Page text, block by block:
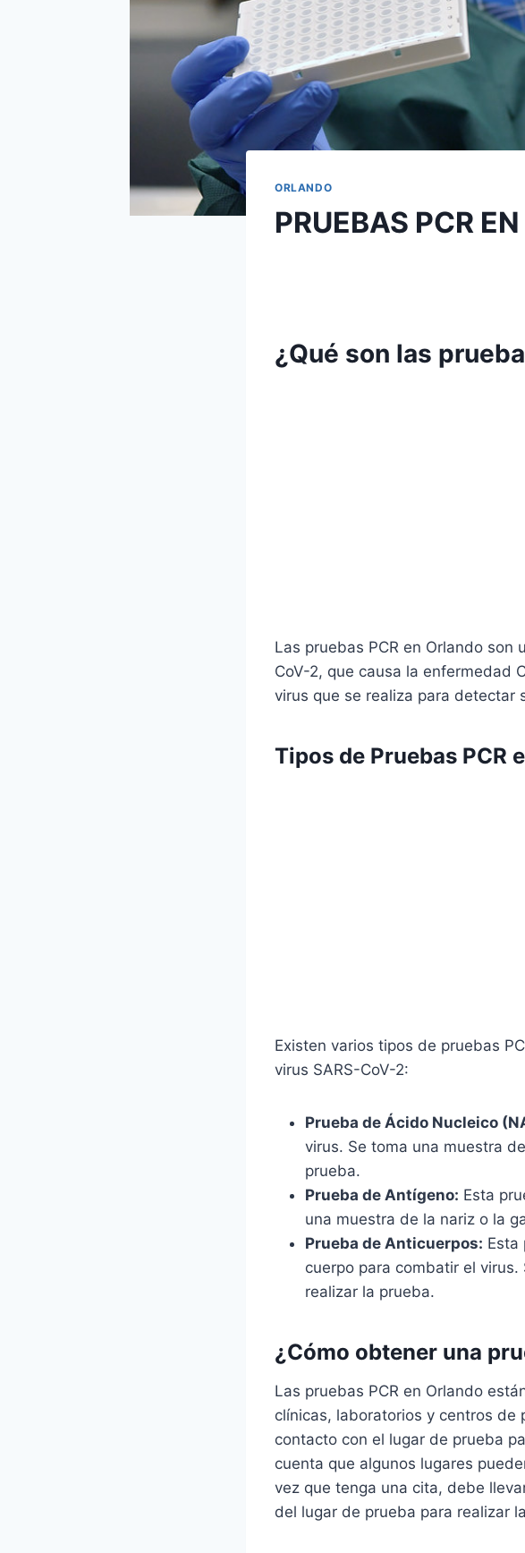
ORLANDO
PRUEBAS PCR
¿Qué son las
Las pruebas PCR en Orlando
CoV-2, que causa la enfermedad
virus que se realiza para detectar
Tipos de Pruebas PCR
Existen varios tipos de pruebas
virus SARS-CoV-2:
Prueba de Ácido Nucleico
virus. Se toma una muestra
prueba.
Prueba de Antígeno: Esta
una muestra de la nariz o la
Prueba de Anticuerpos: Esta
cuerpo para combatir el
realizar la prueba.
¿Cómo obtener una
Las pruebas PCR en Orlando
clínicas, laboratorios y centros de
contacto con el lugar de prueba
cuenta que algunos lugares
vez que tenga una cita, debe
del lugar de prueba para realizar